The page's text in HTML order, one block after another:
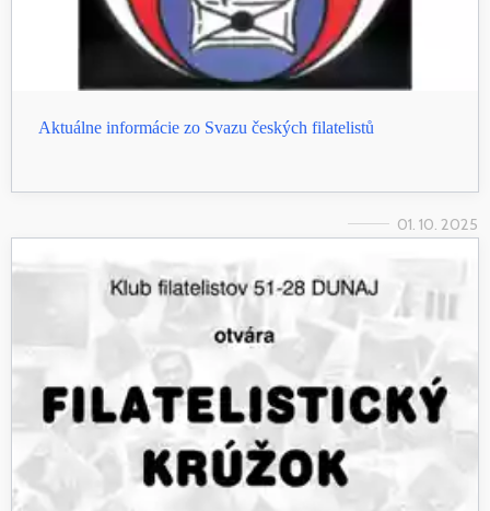
Aktuálne informácie zo Svazu českých filatelistů
01. 10. 2025